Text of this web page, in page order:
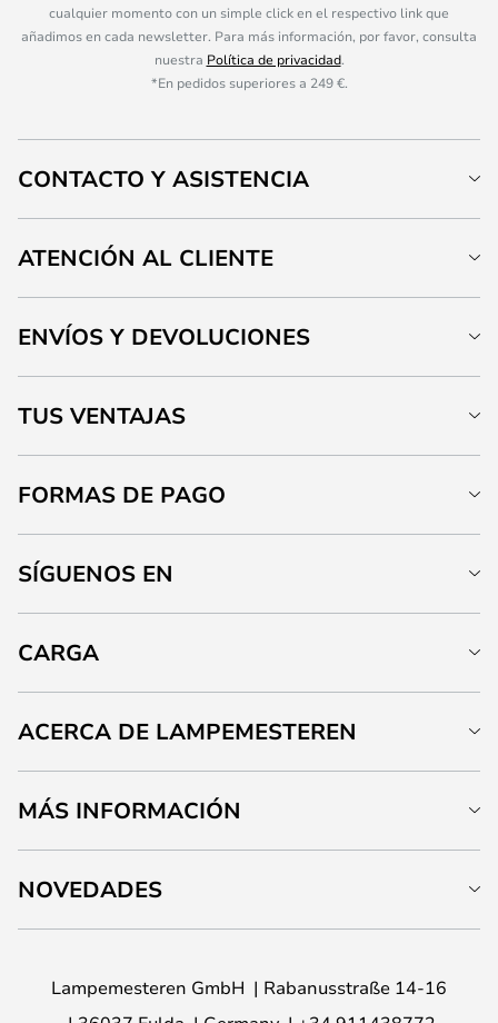
cualquier momento con un simple click en el respectivo link que
añadimos en cada newsletter. Para más información, por favor, consulta
nuestra Política de privacidad.
*En pedidos superiores a 249 €.
CONTACTO Y ASISTENCIA
ATENCIÓN AL CLIENTE
ENVÍOS Y DEVOLUCIONES
TUS VENTAJAS
FORMAS DE PAGO
SÍGUENOS EN
CARGA
ACERCA DE LAMPEMESTEREN
MÁS INFORMACIÓN
NOVEDADES
Lampemesteren GmbH
Rabanusstraße 14-16